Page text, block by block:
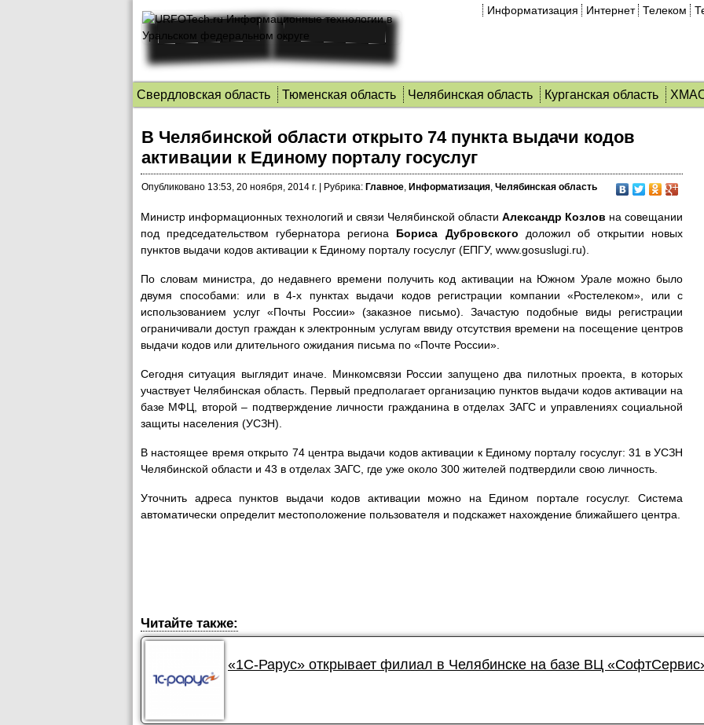
Информатизация Интернет Телеком
Свердловская область Тюменская область Челябинская область Курганская область
В Челябинской области открыто 74 пункта выдачи кодов
активации к Единому порталу госуслуг
Опубликовано 13:53, 20 ноября, 2014 г. Рубрика: Главное, Информатизация, Челябинская область
Министр информационных технологий и связи Челябинской области Александр Козлов на совещании
под председательством губернатора региона Бориса Дубровского доложил об открытии новых
пунктов выдачи кодов активации к Единому порталу госуслуг (ЕПГУ, www.gosuslugi.ru).
По словам министра, до недавнего времени получить код активации на Южном Урале можно было
двумя способами: или в 4-х пунктах выдачи кодов регистрации компании «Ростелеком», или с
использованием услуг «Почты России» (заказное письмо). Зачастую подобные виды регистрации
ограничивали доступ граждан к электронным услугам ввиду отсутствия времени на посещение центров
выдачи кодов или длительного ожидания письма по «Почте России».
Сегодня ситуация выглядит иначе. Минкомсвязи России запущено два пилотных проекта, в которых
участвует Челябинская область. Первый предполагает организацию пунктов выдачи кодов активации на
базе МФЦ, второй – подтверждение личности гражданина в отделах ЗАГС и управлениях социальной
защиты населения (УСЗН).
В настоящее время открыто 74 центра выдачи кодов активации к Единому порталу госуслуг: 31 в УСЗН
Челябинской области и 43 в отделах ЗАГС, где уже около 300 жителей подтвердили свою личность.
Уточнить адреса пунктов выдачи кодов активации можно на Едином портале госуслуг. Система
автоматически определит местоположение пользователя и подскажет нахождение ближайшего центра.
Читайте также:
«1С-Рарус» открывает филиал в Челябинске на базе ВЦ